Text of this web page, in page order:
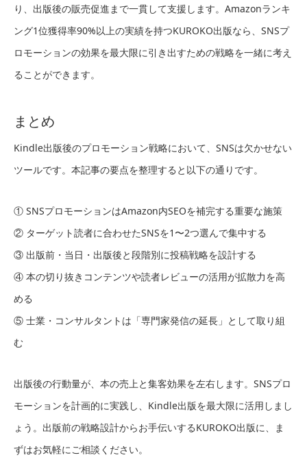
り、出版後の販売促進まで一貫して支援します。Amazonランキ
ング1位獲得率90%以上の実績を持つKUROKO出版なら、SNSプ
ロモーションの効果を最大限に引き出すための戦略を一緒に考え
ることができます。
まとめ
Kindle出版後のプロモーション戦略において、SNSは欠かせない
ツールです。本記事の要点を整理すると以下の通りです。
① SNSプロモーションはAmazon内SEOを補完する重要な施策
② ターゲット読者に合わせたSNSを1〜2つ選んで集中する
③ 出版前・当日・出版後と段階別に投稿戦略を設計する
④ 本の切り抜きコンテンツや読者レビューの活用が拡散力を高
める
⑤ 士業・コンサルタントは「専門家発信の延長」として取り組
む
出版後の行動量が、本の売上と集客効果を左右します。SNSプロ
モーションを計画的に実践し、Kindle出版を最大限に活用しまし
ょう。出版前の戦略設計からお手伝いするKUROKO出版に、ま
ずはお気軽にご相談ください。